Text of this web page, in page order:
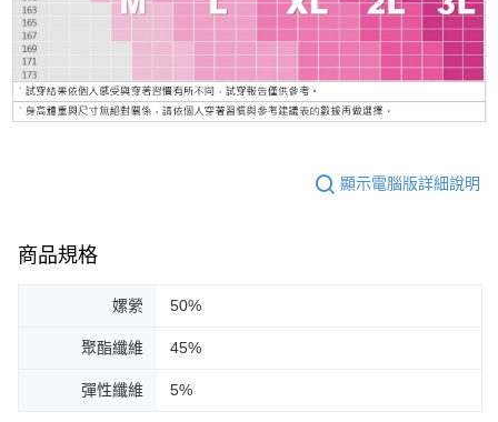
顯示電腦版詳細說明
商品規格
嫘縈 50%
聚酯纖維 45%
彈性纖維 5%